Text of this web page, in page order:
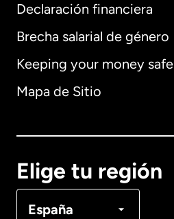
Declaración financiera
Brecha salarial de género
Keeping your money safe
Mapa de Sitio
Elige tu región
España
Alemania
Français